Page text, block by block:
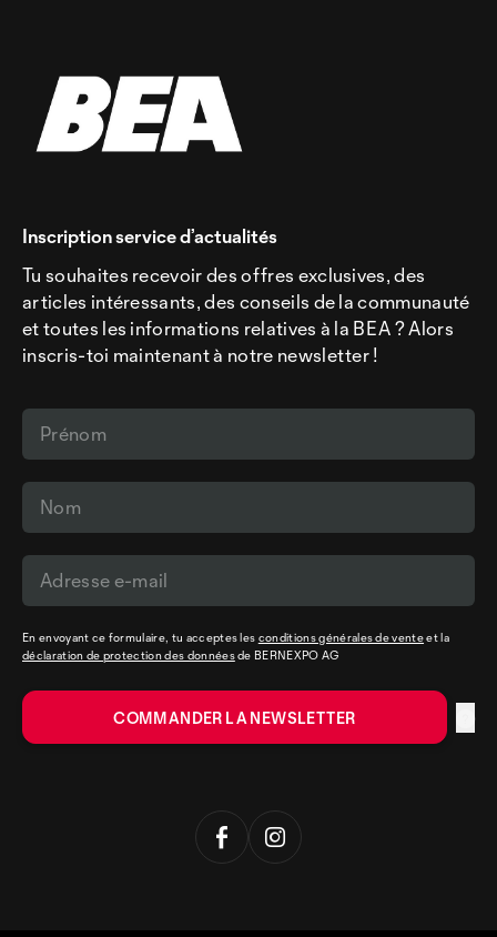
Inscription service d’actualités
Tu souhaites recevoir des offres exclusives, des
articles intéressants, des conseils de la communauté
et toutes les informations relatives à la BEA ? Alors
inscris-toi maintenant à notre newsletter !
En envoyant ce formulaire, tu acceptes les conditions générales de venteet la
déclaration de protection des donnéesde BERNEXPO AG